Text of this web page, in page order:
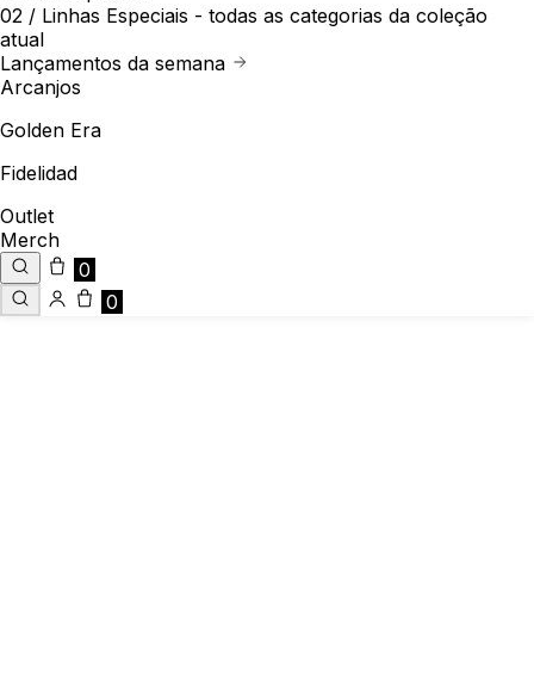
02 / Linhas Especiais - todas as categorias da coleção
atual
Lançamentos da semana
Arcanjos
Golden Era
Fidelidad
Outlet
Merch
0
0